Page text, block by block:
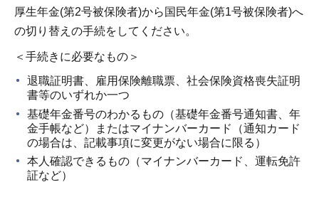
厚生年金(第2号被保険者)から国民年金(第1号被保険者)へ
の切り替えの手続をしてください。
＜手続きに必要なもの＞
退職証明書、雇用保険離職票、社会保険資格喪失証明
書等のいずれか一つ
基礎年金番号のわかるもの（基礎年金番号通知書、年
金手帳など）またはマイナンバーカード（通知カード
の場合は、記載事項に変更がない場合に限る）
本人確認できるもの（マイナンバーカード、運転免許
証など）